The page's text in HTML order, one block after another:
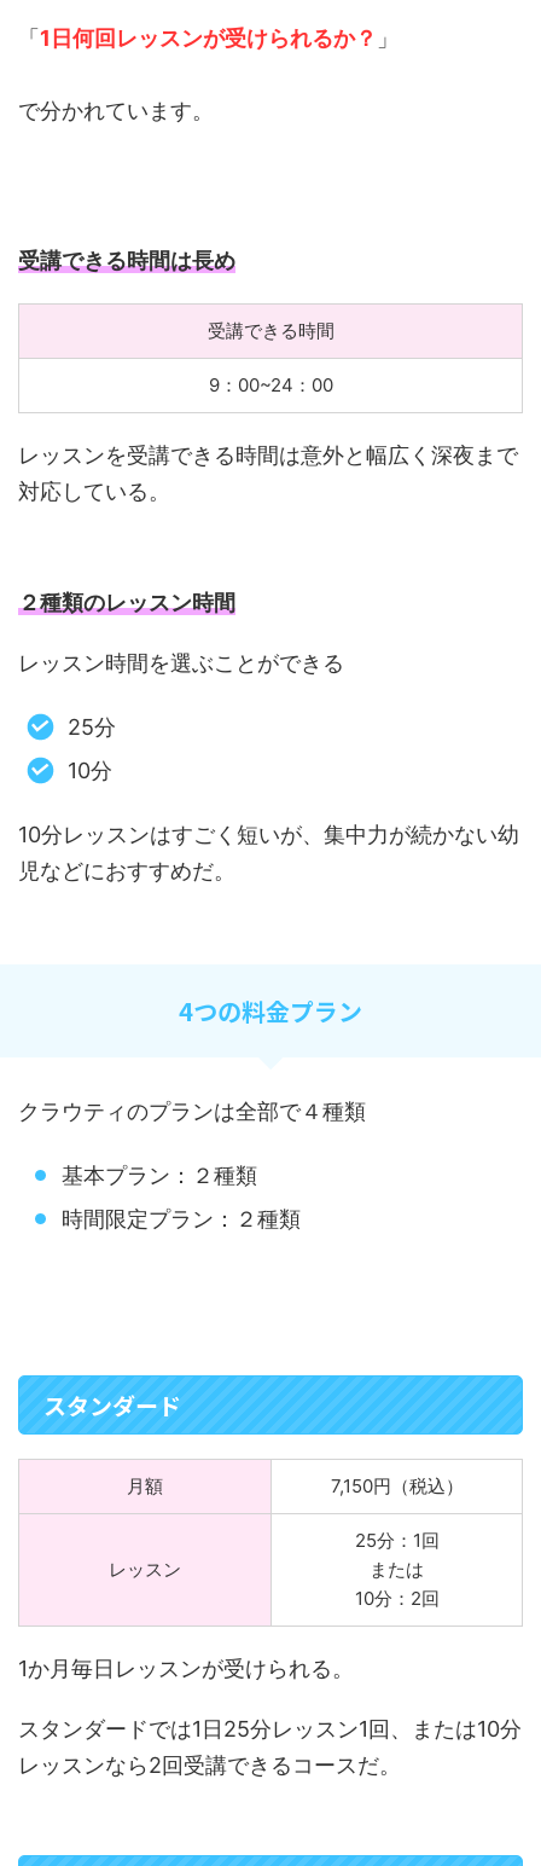
「 1日何回レッスンが受けられるか？ 」
で分かれています。
受講できる時間は長め
受講できる時間
9：00~24：00
レッスンを受講できる時間は意外と幅広く深夜まで
対応している。
２種類のレッスン時間
レッスン時間を選ぶことができる
25分
10分
10分レッスンはすごく短いが、集中力が続かない幼
児などにおすすめだ。
4つの料金プラン
クラウティのプランは全部で４種類
基本プラン：２種類
時間限定プラン：２種類
スタンダード
月額 7,150円（税込）
レッスン
25分：1回
または
10分：2回
1か月毎日レッスンが受けられる。
スタンダードでは1日25分レッスン1回、または10分
レッスンなら2回受講できるコースだ。